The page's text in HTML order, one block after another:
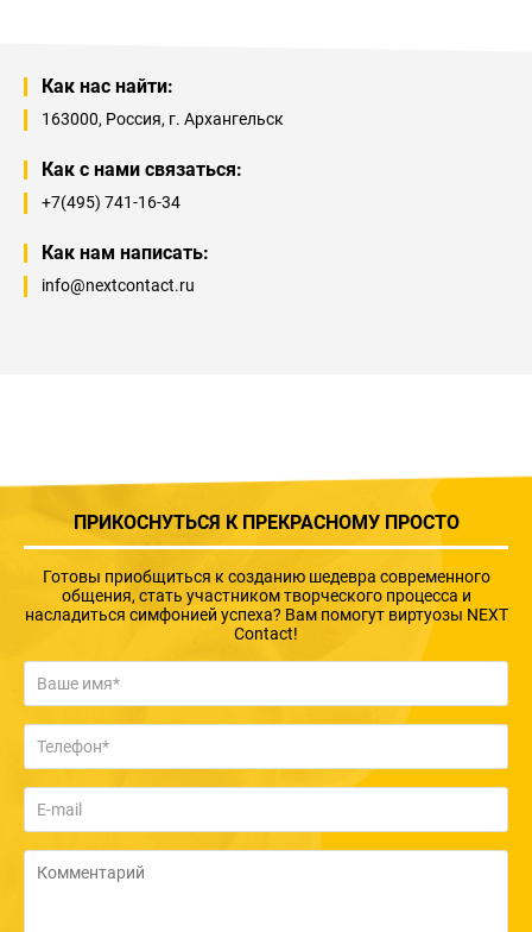
Как нас найти:
163000, Россия, г. Архангельск
Как с нами связаться:
+7(495) 741-16-34
Как нам написать:
info@nextcontact.ru
ПРИКОСНУТЬСЯ К ПРЕКРАСНОМУ ПРОСТО
Готовы приобщиться к созданию шедевра современного
общения, стать участником творческого процесса и
насладиться симфонией успеха? Вам помогут виртуозы NEXT
Contact!